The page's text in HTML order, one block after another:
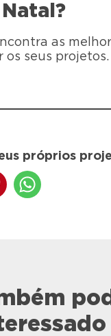
as
os seus projetos.
próprios